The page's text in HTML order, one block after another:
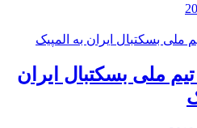
تیم ملی بسکتبال ایران